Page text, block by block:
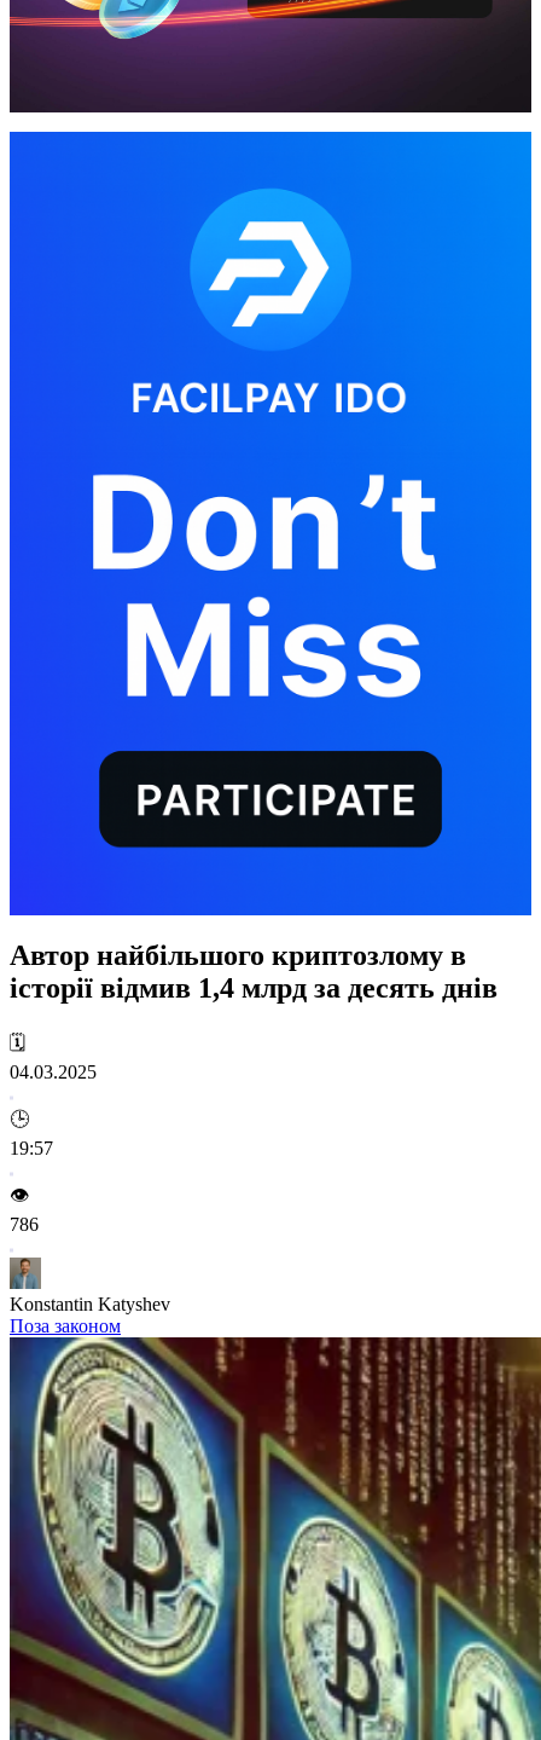
Автор найбільшого криптозлому в
історії відмив 1,4 млрд за десять днів
🗓️
04.03.2025
🕒
19:57
👁️
786
Konstantin Katyshev
Поза законом